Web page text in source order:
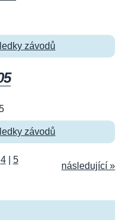
závodů
závodů
4 5
následující »